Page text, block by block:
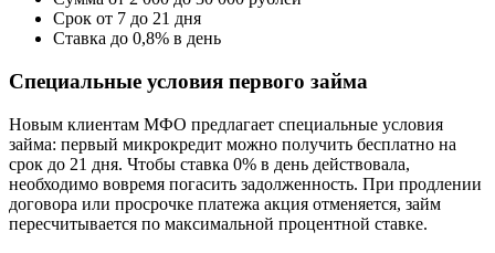
Срок от 7 до 21 дня
Ставка до 0,8% в день
Специальные условия первого займа
Новым клиентам МФО предлагает специальные условия
займа: первый микрокредит можно получить бесплатно на
срок до 21 дня. Чтобы ставка 0% в день действовала,
необходимо вовремя погасить задолженность. При продлении
договора или просрочке платежа акция отменяется, займ
пересчитывается по максимальной процентной ставке.